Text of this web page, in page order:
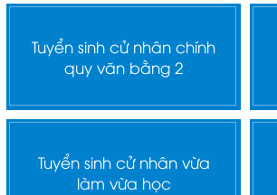
Tuyển sinh cử nhân chính
quy văn bằng 2
Tuyển sinh cử nhân vừa
làm vừa học